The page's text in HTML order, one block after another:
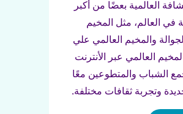
العالمية بعضًا من أكبر
في العالم، مثل المخيم
والمخيم العالمي علي
العالمي عبر الأنترنت
الشباب والمتطوعين معًا
وتجربة ثقافات مختلفة.